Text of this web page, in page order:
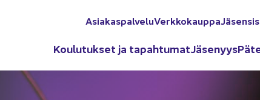
Asia­kas­pal­ve­luVerk­ko­kaup­pa
Kou­lu­tuk­set ja ta­pah­tu­matJä­se­nyys